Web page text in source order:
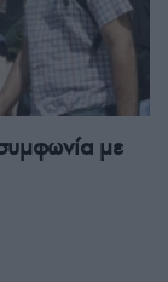
με